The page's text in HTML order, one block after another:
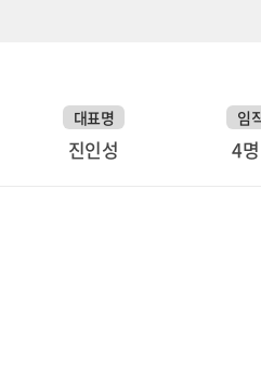
대표명
진인성
임
4명